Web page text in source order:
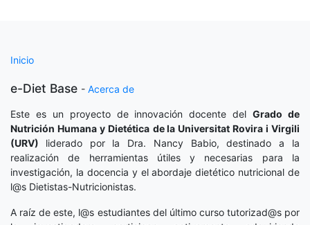
Inicio
e-Diet Base - Acerca de
Este es un proyecto de innovación docente delGrado de
Nutrición Humana y Dietética de la Universitat Rovira i Virgili
(URV) liderado por la Dra. Nancy Babio, destinado a la
realización de herramientas útiles y necesarias para la
investigación, la docencia y el abordaje dietético nutricional de
l@s Dietistas-Nutricionistas.
A raíz de este, l@s estudiantes del último curso tutorizad@s por